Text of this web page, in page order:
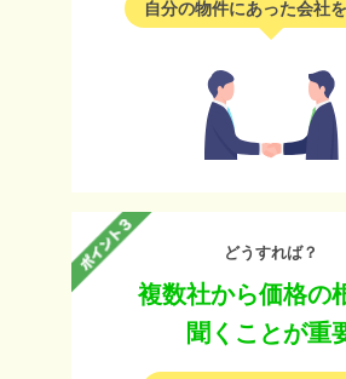
自分の物件にあった会社
どうすれば？
複数社から価格の
聞くことが重